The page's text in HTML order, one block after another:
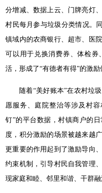
分增减、数据上云、门牌亮灯
村民每月参与垃圾分类情况。
镇域内的农商银行、超市、医
可以用于兑换消费券、体检券
活，形成了“有德者有得”的激励
随着“美好账本”在农村垃
愿服务、庭院整治等涉及村
钉”的平台数据，村镇商户的
度，积分激励的场景被越来越
更重要的作用起到了激励导向
约束机制，引导村民自我管理
现家庭和睦、邻里和谐、干群融